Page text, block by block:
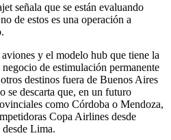
señala que se están evaluando
de estos es una operación a
y el modelo hub que tiene la
de estimulación permanente
destinos fuera de Buenos Aires
se descarta que, en un futuro
como Córdoba o Mendoza,
Copa Airlines desde
Lima.